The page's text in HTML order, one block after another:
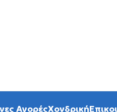
ΑγορέςΧονδρική